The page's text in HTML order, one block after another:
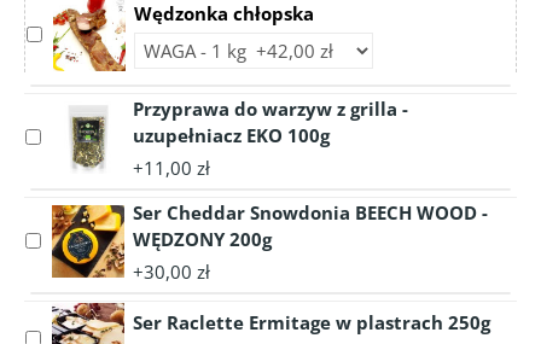
Select
accessory
chłopska
Wędzonka chłopska
Choose
Wędzonka
chłopska
Select
accessory
do
warzyw
Przyprawa do warzyw z grilla -
uzupełniacz EKO 100g
+11,00 zł
Select
accessory
Cheddar
Ser Cheddar Snowdonia BEECH WOOD -
WĘDZONY 200g
+30,00 zł
Select
Ser Raclette Ermitage w plastrach 250g